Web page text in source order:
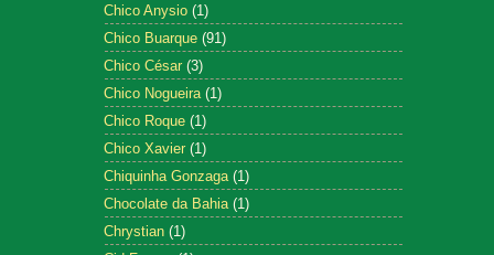
Chico Anysio (1)
Chico Buarque (91)
Chico César (3)
Chico Nogueira (1)
Chico Roque (1)
Chico Xavier (1)
Chiquinha Gonzaga (1)
Chocolate da Bahia (1)
Chrystian (1)